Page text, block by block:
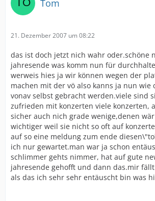
Tom
21. Dezember 2007 um 08:22
das ist doch jetzt nich wahr oder.schöne
jahresende was komm nun für
werweis hies ja wir können wegen der
machen mit der vö also kanns ja nun wie
vonav selbst gebracht werden.viele sind
zufrieden mit konzerten viele konzerten,
sicher auch nich grade wenige,denen
wichtiger weil sie nicht so oft auf
auf so eine meldung zum ende
ich nur gewartet.man war ja schon
schlimmer gehts nimmer, hat auf gute
jahresende gehofft und dann das.mir
als das ich sehr sehr entäuscht bin was